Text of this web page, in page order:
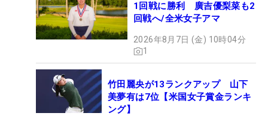
1回戦に勝利 廣吉優梨菜も2
回戦へ/全米女子アマ
2026年8月7日 (金) 10時04分
1
竹田麗央が13ランクアップ 山下
美夢有は7位【米国女子賞金ランキ
ング】